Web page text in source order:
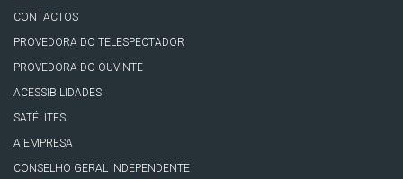
CONTACTOS
PROVEDORA DO TELESPECTADOR
PROVEDORA DO OUVINTE
ACESSIBILIDADES
SATÉLITES
A EMPRESA
CONSELHO GERAL INDEPENDENTE